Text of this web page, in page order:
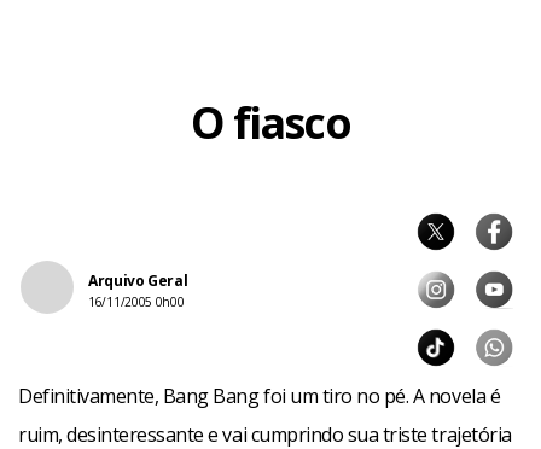
O fiasco
Arquivo Geral
16/11/2005 0h00
Definitivamente, Bang Bang foi um tiro no pé. A novela é
ruim, desinteressante e vai cumprindo sua triste trajetória